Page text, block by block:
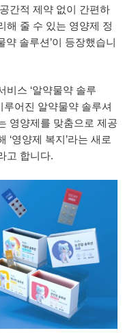
간적 제약 없이 간편하
해 줄 수 있는 영양제 정
약 솔루션’이 등장했습니
비스 ‘알약물약 솔루
루어진 알약물약 솔루셔
영양제를 맞춤으로 제공
‘영양제 복지’라는 새로
고 합니다.